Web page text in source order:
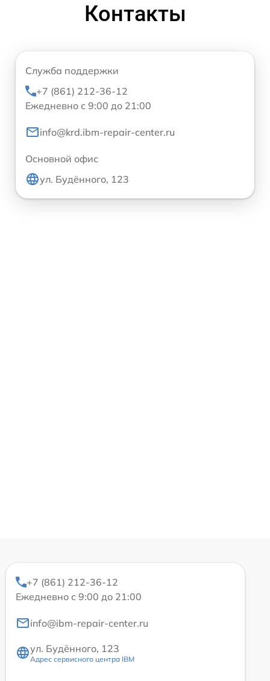
Контакты
Служба поддержки
+7 (861) 212-36-12
Ежедневно с 9:00 до 21:00
info@krd.ibm-repair-center.ru
Основной офис
ул. Будённого, 123
+7 (861) 212-36-12
Ежедневно с 9:00 до 21:00
info@ibm-repair-center.ru
ул. Будённого, 123
Адрес сервисного центра IBM